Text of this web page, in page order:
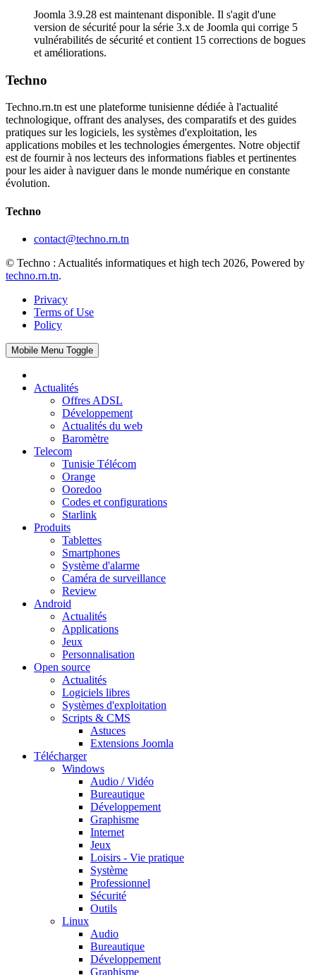
Joomla 3.9.28 est maintenant disponible. Il s'agit d'une
version de sécurité pour la série 3.x de Joomla qui corrige 5
vulnérabilités de sécurité et contient 15 corrections de bogues
et améliorations.
Techno
Techno.rn.tn est une plateforme tunisienne dédiée à l'actualité
technologique, offrant des analyses, des comparatifs et des guides
pratiques sur les logiciels, les systèmes d'exploitation, les
applications mobiles et les technologies émergentes. Notre objectif
est de fournir à nos lecteurs des informations fiables et pertinentes
pour les aider à naviguer dans le monde numérique en constante
évolution.
Techno
contact@techno.rn.tn
© Techno : Actualités informatiques et high tech 2026, Powered by
techno.rn.tn.
Privacy
Terms of Use
Policy
Mobile Menu Toggle
Actualités
Offres ADSL
Développement
Actualités du web
Baromètre
Telecom
Tunisie Télécom
Orange
Ooredoo
Codes et configurations
Starlink
Produits
Tablettes
Smartphones
Système d'alarme
Caméra de surveillance
Review
Android
Actualités
Applications
Jeux
Personnalisation
Open source
Actualités
Logiciels libres
Systèmes d'exploitation
Scripts & CMS
Astuces
Extensions Joomla
Télécharger
Windows
Audio / Vidéo
Bureautique
Développement
Graphisme
Internet
Jeux
Loisirs - Vie pratique
Système
Professionnel
Sécurité
Outils
Linux
Audio
Bureautique
Développement
Graphisme